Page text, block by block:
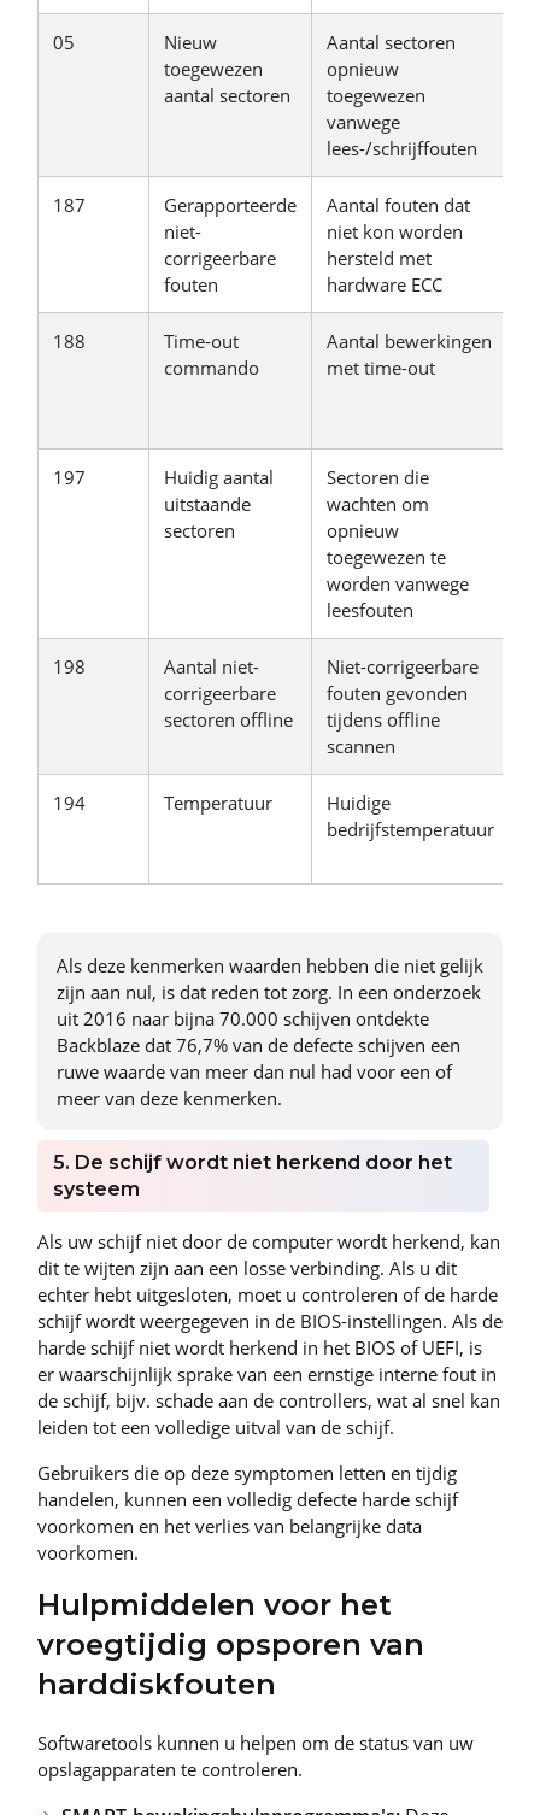
05
Nieuw
toegewezen
aantal sectoren
Aantal sectoren
opnieuw
toegewezen
vanwege
lees-/schrijffouten
187
Gerapporteerde
niet-
corrigeerbare
fouten
Aantal fouten dat
niet kon worden
hersteld met
hardware ECC
188
Time-out
commando
Aantal bewerkingen
met time-out
197
Huidig aantal
uitstaande
sectoren
Sectoren die
wachten om
opnieuw
toegewezen te
worden vanwege
leesfouten
198
Aantal niet-
corrigeerbare
sectoren offline
Niet-corrigeerbare
fouten gevonden
tijdens offline
scannen
194 Temperatuur
Huidige
bedrijfstemperatuur
Als deze kenmerken waarden hebben die niet gelijk
zijn aan nul, is dat reden tot zorg. In een onderzoek
uit 2016 naar bijna 70.000 schijven ontdekte
Backblaze dat 76,7% van de defecte schijven een
ruwe waarde van meer dan nul had voor een of
meer van deze kenmerken.
5. De schijf wordt niet herkend door het
systeem
Als uw schijf niet door de computer wordt herkend, kan
dit te wijten zijn aan een losse verbinding. Als u dit
echter hebt uitgesloten, moet u controleren of de harde
schijf wordt weergegeven in de BIOS-instellingen. Als de
harde schijf niet wordt herkend in het BIOS of UEFI, is
er waarschijnlijk sprake van een ernstige interne fout in
de schijf, bijv. schade aan de controllers, wat al snel kan
leiden tot een volledige uitval van de schijf.
Gebruikers die op deze symptomen letten en tijdig
handelen, kunnen een volledig defecte harde schijf
voorkomen en het verlies van belangrijke data
voorkomen.
Hulpmiddelen voor het
vroegtijdig opsporen van
harddiskfouten
Softwaretools kunnen u helpen om de status van uw
opslagapparaten te controleren.